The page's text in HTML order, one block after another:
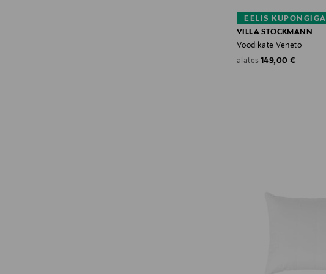
EELIS KUPONGIGA
VILLA STOCKMANN
Voodikate Veneto
alates Original Price
149,00 €